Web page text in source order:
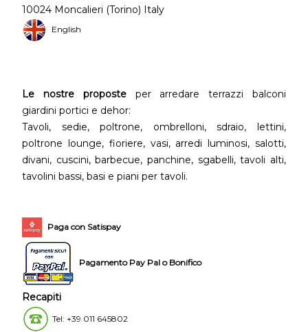
10024 Moncalieri (Torino) Italy
English
Le nostre proposteper arredare terrazzi balconi
giardini portici e dehor:
Tavoli, sedie, poltrone, ombrelloni, sdraio, lettini,
poltrone lounge, fioriere, vasi, arredi luminosi, salotti,
divani, cuscini, barbecue, panchine, sgabelli, tavoli alti,
tavolini bassi, basi e piani per tavoli.
Paga con Satispay
Pagamento Pay Pal o Bonifico
Recapiti
Tel: +39 011 645802